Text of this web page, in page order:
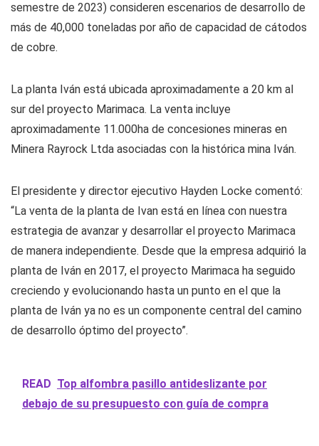
semestre de 2023) consideren escenarios de desarrollo de
más de 40,000 toneladas por año de capacidad de cátodos
de cobre.
La planta Iván está ubicada aproximadamente a 20 km al
sur del proyecto Marimaca. La venta incluye
aproximadamente 11.000ha de concesiones mineras en
Minera Rayrock Ltda asociadas con la histórica mina Iván.
El presidente y director ejecutivo Hayden Locke comentó:
“La venta de la planta de Ivan está en línea con nuestra
estrategia de avanzar y desarrollar el proyecto Marimaca
de manera independiente. Desde que la empresa adquirió la
planta de Iván en 2017, el proyecto Marimaca ha seguido
creciendo y evolucionando hasta un punto en el que la
planta de Iván ya no es un componente central del camino
de desarrollo óptimo del proyecto”.
READ Top alfombra pasillo antideslizante por
debajo de su presupuesto con guía de compra